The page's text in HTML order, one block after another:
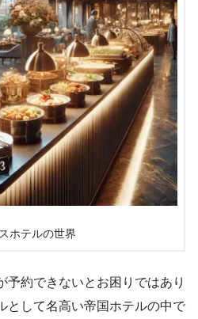
ホテルの世界
予約できないとお困りではあり
として名高い帝国ホテルの中で